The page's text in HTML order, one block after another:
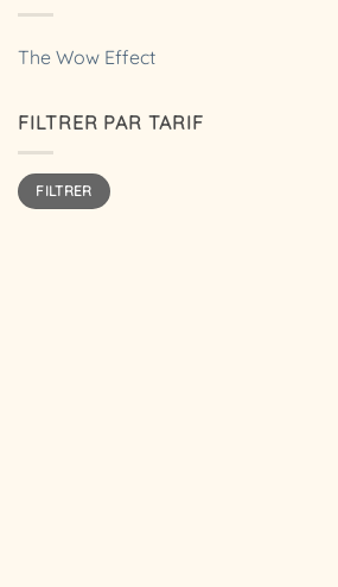
The Wow Effect
FILTRER PAR TARIF
Prix
min
Prix
maxFILTRER